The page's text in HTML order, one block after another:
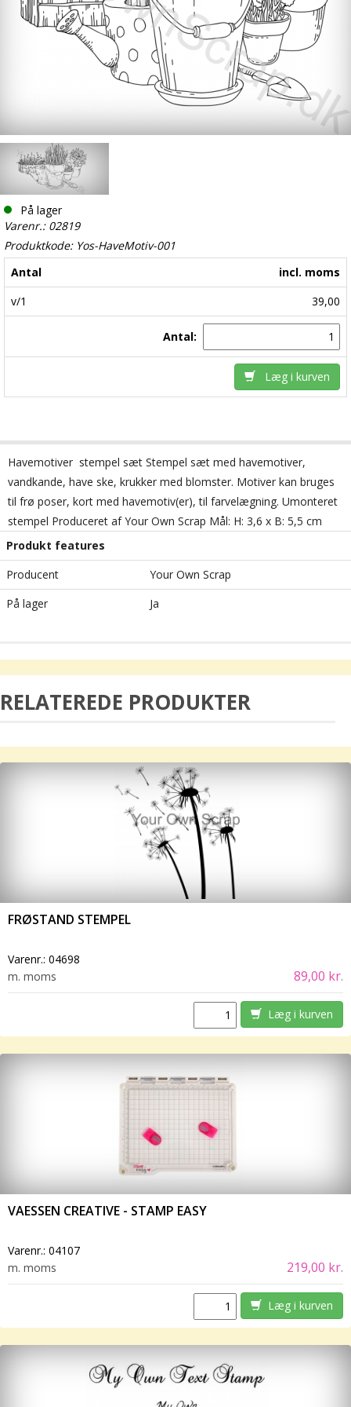
På lager
Varenr.: 02819
Produktkode: Yos-HaveMotiv-001
Antal
incl. moms
v/1
39,00
Antal:
Læg i kurven
Havemotiver  stempel sæt Stempel sæt med havemotiver,
vandkande, have ske, krukker med blomster. Motiver kan bruges
til frø poser, kort med havemotiv(er), til farvelægning. Umonteret
stempel Produceret af Your Own Scrap Mål: H: 3,6 x B: 5,5 cm
Produkt features
Producent
Your Own Scrap
På lager
Ja
RELATEREDE PRODUKTER
FRØSTAND STEMPEL
Varenr.: 04698
m. moms
89,00 kr.
Læg i kurven
VAESSEN CREATIVE - STAMP EASY
Varenr.: 04107
m. moms
219,00 kr.
Læg i kurven